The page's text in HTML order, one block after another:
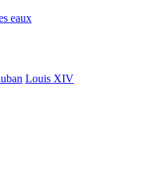
eaux
Louis XIV